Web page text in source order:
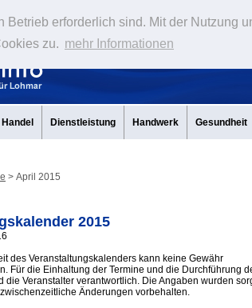
erforderlich sind. Mit der Nutzung
zu. mehr Informationen
Handel Dienstleistung Handwerk Gesundheit
> April 2015
2015
des Veranstaltungskalenders kann keine Gewähr
Für die Einhaltung der Termine und die Durchführung
die Veranstalter verantwortlich. Die Angaben wurden
Änderungen vorbehalten.